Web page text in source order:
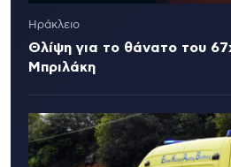
Ηράκλειο
Θλίψη για το θάνατο του
Μπριλάκη